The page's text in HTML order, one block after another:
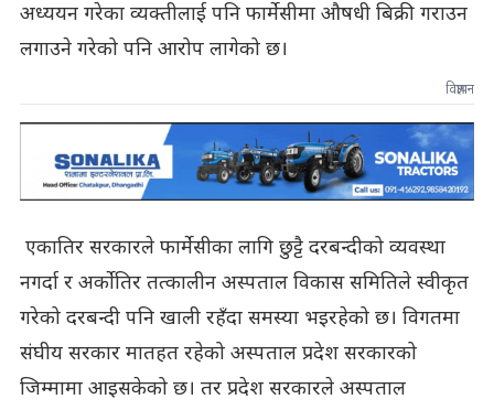
अध्ययन गरेका व्यक्तीलाई पनि फार्मेसीमा औषधी बिक्री गराउन
लगाउने गरेको पनि आरोप लागेको छ।
विज्ञापन
एकातिर सरकारले फार्मेसीका लागि छुट्टै दरबन्दीको व्यवस्था
नगर्दा र अर्कोतिर तत्कालीन अस्पताल विकास समितिले स्वीकृत
गरेको दरबन्दी पनि खाली रहँदा समस्या भइरहेको छ। विगतमा
संघीय सरकार मातहत रहेको अस्पताल प्रदेश सरकारको
जिम्मामा आइसकेको छ। तर प्रदेश सरकारले अस्पताल